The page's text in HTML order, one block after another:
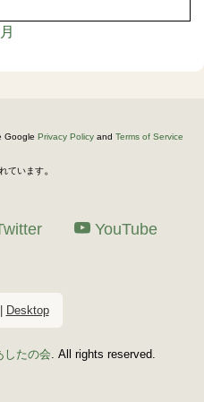
Google Privacy Policy and Terms of Service
ています。
YouTube
Desktop
したの会 . All rights reserved.